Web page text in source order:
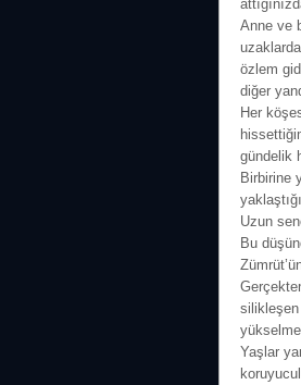
Anne ve
özlem
diğer
Her
gündelik
Birbirine
Uzun
Bu
silikleşen
Yaşlar